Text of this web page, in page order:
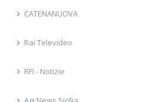
CATENANUOVA
Rai Televideo
RFI - Notizie